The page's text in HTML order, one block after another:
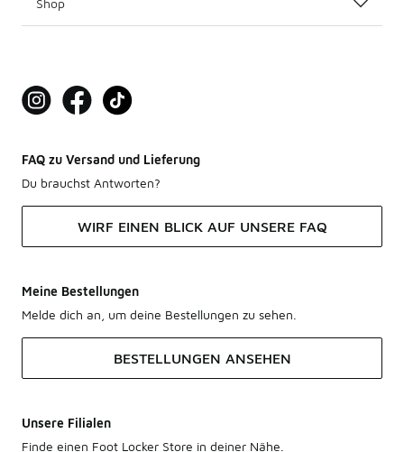
Shop
FAQ zu Versand und Lieferung
Du brauchst Antworten?
WIRF EINEN BLICK AUF UNSERE FAQ
Meine Bestellungen
Melde dich an, um deine Bestellungen zu sehen.
BESTELLUNGEN ANSEHEN
Unsere Filialen
Finde einen Foot Locker Store in deiner Nähe.